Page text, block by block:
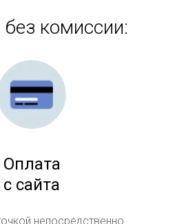
комиссии:
Оплата
с сайта
непосредственно